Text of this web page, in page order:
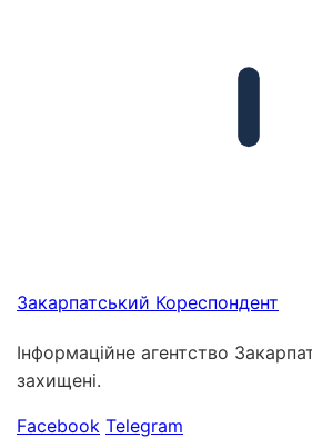
Закарпатський Кореспондент
Інформаційне агентство
захищені.
Facebook Telegram